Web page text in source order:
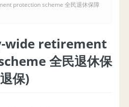
protection scheme 全民退休保障
wide retirement
全民退休保
保)